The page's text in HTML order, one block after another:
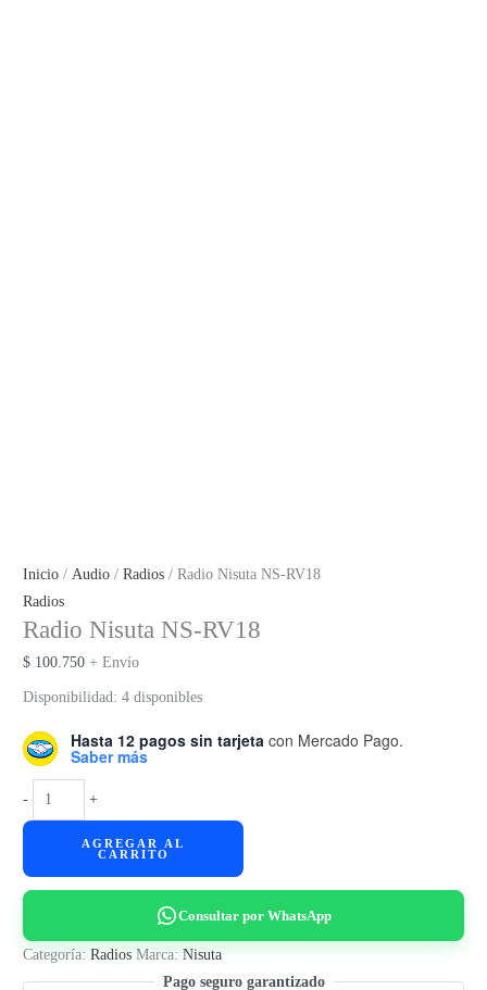
Inicio / Audio /Radios / Radio Nisuta NS-RV18
Radios
Radio Nisuta NS-RV18
$ 100.750 + Envío
Disponibilidad: 4 disponibles
Hasta 12 pagos sin tarjeta con Mercado Pago.
Saber más
-
Radio
Nisuta
+
AGREGAR AL
CARRITO
Consultar por WhatsApp
Categoría:Radios Marca:Nisuta
Pago seguro garantizado